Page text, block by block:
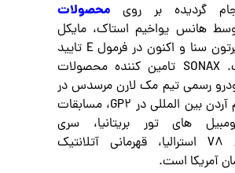
گردیده بر روی محصولات
هانس یواخیم استاک، مایکل
شوماخر و آیرتون سنا و اکنون در فرمول E تایید
گردیده است. SONAX تامین کننده محصولات
رسمی تیم مک لارن مرسدس در
فرمول 1، تیم آردن بین المللی در GP2، مسابقات
های تور بریتانیا، سری
ابرخودروهای V8 استرالیا، قهرمانی آتلانتیک
آمریکا است.